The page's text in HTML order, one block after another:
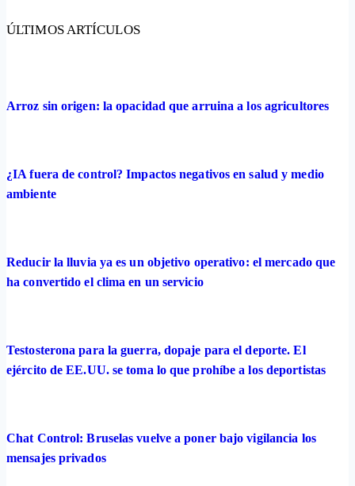
ÚLTIMOS ARTÍCULOS
Arroz sin origen: la opacidad que arruina a los agricultores
¿IA fuera de control? Impactos negativos en salud y medio
ambiente
Reducir la lluvia ya es un objetivo operativo: el mercado que
ha convertido el clima en un servicio
Testosterona para la guerra, dopaje para el deporte. El
ejército de EE.UU. se toma lo que prohíbe a los deportistas
Chat Control: Bruselas vuelve a poner bajo vigilancia los
mensajes privados